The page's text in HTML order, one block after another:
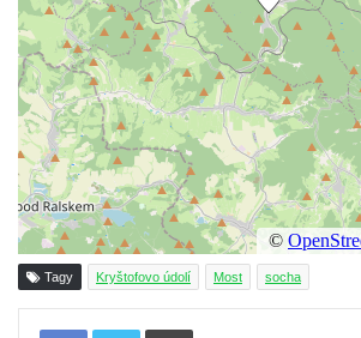
Socha svatého Jana Nepomuckého u
kostela svaté Rodiny v Českých
Budějovicích
Socha S tebou v parku na Senovážném
náměstí v Českých Budějovicích
Socha Tornádo v parku na Senovážném
náměstí v Českých Budějovicích
Sousoší Humanoidi na Lannově třídě v
Českých Budějovicích
Tagy Kryštofovo údolí Most socha
Tisknout